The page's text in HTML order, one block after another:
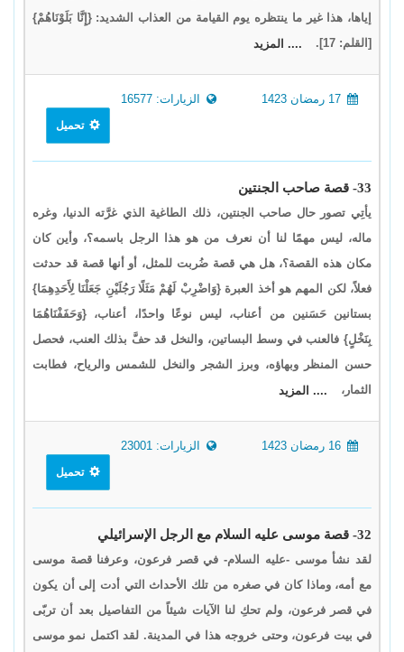
إياها، هذا غير ما ينتظره يوم القيامة من العذاب الشديد: {إِنَّا بَلَوْنَاهُمْ}
[القلم: 17].
.... المزيد
الزيارات: 16577
تحميل
33- قصة صاحب الجنتين
يأتِي تصور حال صاحب الجنتين، ذلك الطاغية الذي غرَّته الدنيا، وغره
ماله، ليس مهمًا لنا أن نعرف من هو هذا الرجل باسمه؟، وأين كان
مكان هذه القصة؟، هل هي قصة ضُربت للمثل، أو أنها قصة قد حدثت
فعلاً، لكن المهم هو أخذ العبرة {وَاضْرِبْ لَهُمْ مَثَلًا رَجُلَيْنِ جَعَلْنَا لِأَحَدِهِمَا}
بستانين حَسَنين من أعناب، ليس نوعًا واحدًا، أعناب، {وَحَفَفْنَاهُمَا
بِنَخْلٍ} فالعنب في وسط البساتين، والنخل قد حفَّ بذلك العنب، فحصل
حسن المنظر وبهاؤه، وبرز الشجر والنخل للشمس والرياح، فطابت
الثمار،
.... المزيد
الزيارات: 23001
تحميل
32- قصة موسى عليه السلام مع الرجل الإسرائيلي
لقد نشأ موسى -عليه السلام- في قصر فرعون، وعرفنا قصة موسى
مع أمه، وماذا كان في صغره من تلك الأحداث التي أدت إلى أن يكون
في قصر فرعون، ولم تحكِ لنا الآيات شيئاً من التفاصيل بعد أن تربّى
في بيت فرعون، وحتى خروجه هذا في المدينة. لقد اكتمل نمو موسى